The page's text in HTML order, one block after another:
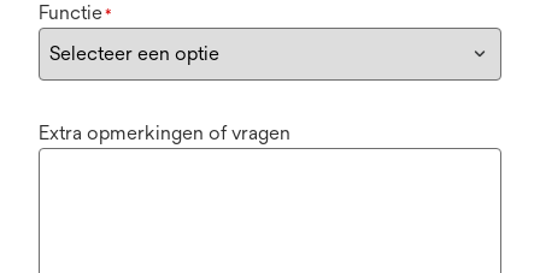
Functie*
Extra opmerkingen of vragen